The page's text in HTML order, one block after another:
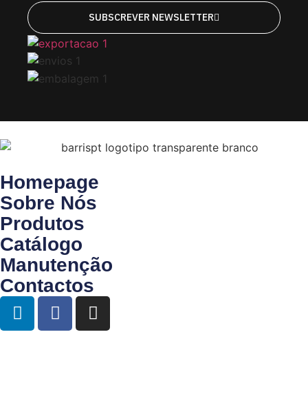
SUBSCREVER NEWSLETTER
Homepage
Sobre Nós
Produtos
Catálogo
Manutenção
Contactos